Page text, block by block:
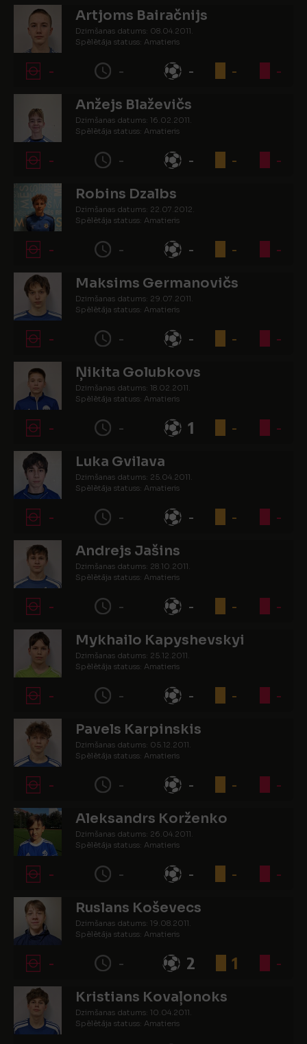
Artjoms Bairačnijs
Dzimšanas datums: 08.04.2011.
Spēlētāja statuss: Amatieris
- - - - -
Anžejs Blaževičs
Dzimšanas datums: 16.02.2011.
Spēlētāja statuss: Amatieris
- - - - -
Robins Dzalbs
Dzimšanas datums: 22.07.2012.
Spēlētāja statuss: Amatieris
- - - - -
Maksims Germanovičs
Dzimšanas datums: 29.07.2011.
Spēlētāja statuss: Amatieris
- - - - -
Ņikita Golubkovs
Dzimšanas datums: 18.02.2011.
Spēlētāja statuss: Amatieris
- - 1 - -
Luka Gvilava
Dzimšanas datums: 25.04.2011.
Spēlētāja statuss: Amatieris
- - - - -
Andrejs Jašins
Dzimšanas datums: 28.10.2011.
Spēlētāja statuss: Amatieris
- - - - -
Mykhailo Kapyshevskyi
Dzimšanas datums: 25.12.2011.
Spēlētāja statuss: Amatieris
- - - - -
Pavels Karpinskis
Dzimšanas datums: 05.12.2011.
Spēlētāja statuss: Amatieris
- - - - -
Aleksandrs Korženko
Dzimšanas datums: 26.04.2011.
Spēlētāja statuss: Amatieris
- - - - -
Ruslans Koševecs
Dzimšanas datums: 19.08.2011.
Spēlētāja statuss: Amatieris
- - 2 1 -
Kristians Kovaļonoks
Dzimšanas datums: 10.04.2011.
Spēlētāja statuss: Amatieris